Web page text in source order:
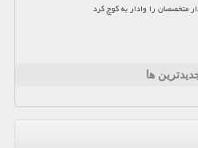
متخصصان را وادار به کوچ کرد
ها